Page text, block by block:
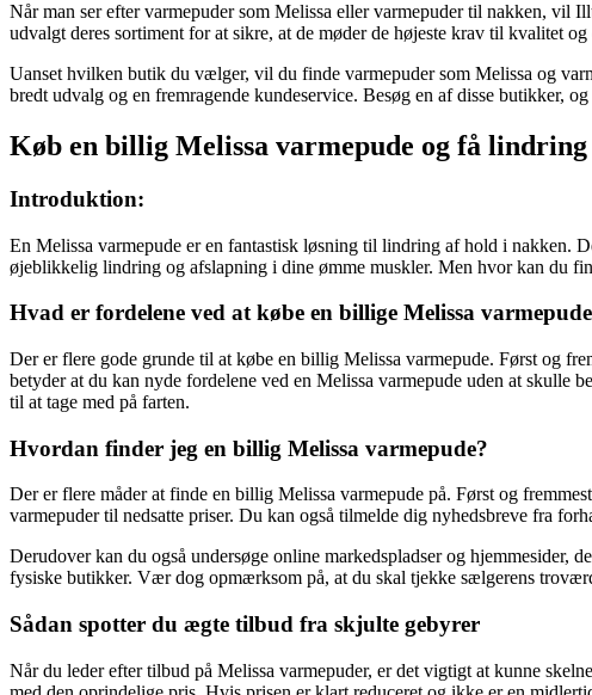
Når man ser efter varmepuder som Melissa eller varmepuder til nakken,
udvalgt deres sortiment for at sikre, at de møder de højeste krav til kvalitet
Uanset hvilken butik du vælger, vil du finde varmepuder som Melissa og
bredt udvalg og en fremragende kundeservice. Besøg en af ​​disse butikker,
Køb en billig Melissa varmepude og få
Introduktion:
En Melissa varmepude er en fantastisk løsning til lindring af hold i nakken.
øjeblikkelig lindring og afslapning i dine ømme muskler. Men hvor kan du
Hvad er fordelene ved at købe en billige Melissa
Der er flere gode grunde til at købe en billig Melissa varmepude. Først og
betyder at du kan nyde fordelene ved en Melissa varmepude uden at skulle
til at tage med på farten.
Hvordan finder jeg en billig Melissa varmepude?
Der er flere måder at finde en billig Melissa varmepude på. Først og
varmepuder til nedsatte priser. Du kan også tilmelde dig nyhedsbreve fra
Derudover kan du også undersøge online markedspladser og hjemmesider,
fysiske butikker. Vær dog opmærksom på, at du skal tjekke sælgerens
Sådan spotter du ægte tilbud fra skjulte gebyrer
Når du leder efter tilbud på Melissa varmepuder, er det vigtigt at kunne